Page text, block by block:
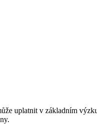
uplatnit v základním